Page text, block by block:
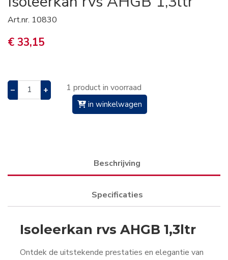
Art.nr. 10830
€ 33,15
1 product in voorraad
– +
in winkelwagen
Beschrijving
Specificaties
Isoleerkan rvs AHGB 1,3ltr
Ontdek de uitstekende prestaties en elegantie van